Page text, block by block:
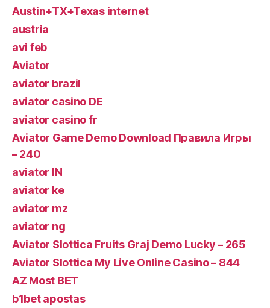
Austin+TX+Texas internet
austria
avi feb
Aviator
aviator brazil
aviator casino DE
aviator casino fr
Aviator Game Demo Download Правила Игры
– 240
aviator IN
aviator ke
aviator mz
aviator ng
Aviator Slottica Fruits Graj Demo Lucky – 265
Aviator Slottica My Live Online Casino – 844
AZ Most BET
b1bet apostas